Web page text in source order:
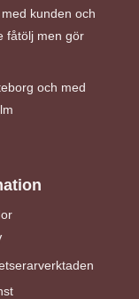
kunden och
fåtölj men gör
och med